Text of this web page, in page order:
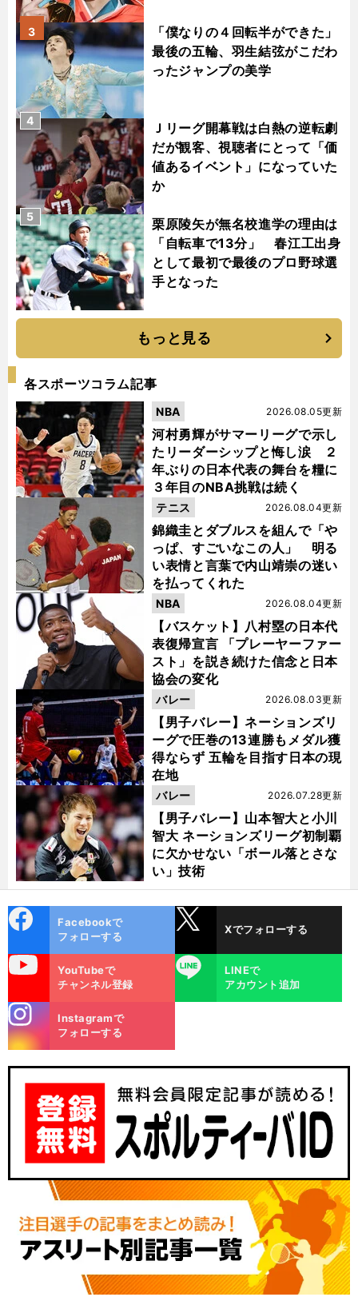
「僕なりの４回転半ができた」
最後の五輪、羽生結弦がこだわ
ったジャンプの美学
3
Ｊリーグ開幕戦は白熱の逆転劇
だが観客、視聴者にとって「価
値あるイベント」になっていた
か
4
栗原陵矢が無名校進学の理由は
「自転車で13分」 春江工出身
として最初で最後のプロ野球選
手となった
5
もっと見る
各スポーツコラム記事
河村勇輝がサマーリーグで示し
たリーダーシップと悔し涙 ２
年ぶりの日本代表の舞台を糧に
３年目のNBA挑戦は続く
2026.08.05更新
NBA
錦織圭とダブルスを組んで「や
っぱ、すごいなこの人」 明る
い表情と言葉で内山靖崇の迷い
を払ってくれた
2026.08.04更新
テニス
【バスケット】八村塁の日本代
表復帰宣言 「プレーヤーファー
スト」を説き続けた信念と日本
協会の変化
2026.08.04更新
NBA
【男子バレー】ネーションズリ
ーグで圧巻の13連勝もメダル獲
得ならず 五輪を目指す日本の現
在地
2026.08.03更新
バレー
【男子バレー】山本智大と小川
智大 ネーションズリーグ初制覇
に欠かせない「ボール落とさな
い」技術
2026.07.28更新
バレー
ok
Facebookで
フォローする
Xでフォローする
YouTubeで
チャンネル登録
LINE
LINEで
アカウント追加
m
Instagramで
フォローする